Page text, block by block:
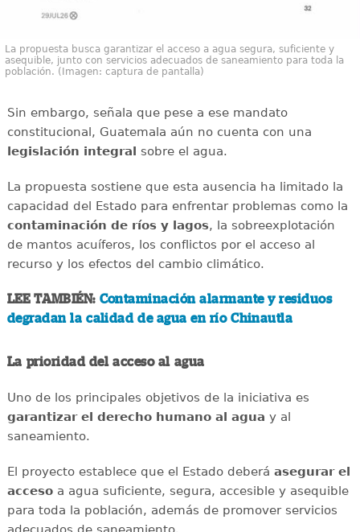
La propuesta busca garantizar el acceso a agua segura, suficiente y
asequible, junto con servicios adecuados de saneamiento para toda la
población. (Imagen: captura de pantalla)
Sin embargo, señala que pese a ese mandato
constitucional, Guatemala aún no cuenta con una
legislación integral sobre el agua.
La propuesta sostiene que esta ausencia ha limitado la
capacidad del Estado para enfrentar problemas como la
contaminación de ríos y lagos, la sobreexplotación
de mantos acuíferos, los conflictos por el acceso al
recurso y los efectos del cambio climático.
LEE TAMBIÉN: Contaminación alarmante y residuos
degradan la calidad de agua en río Chinautla
La prioridad del acceso al agua
Uno de los principales objetivos de la iniciativa es
garantizar el derecho humano al agua y al
saneamiento.
El proyecto establece que el Estado deberá asegurar el
accesoa agua suficiente, segura, accesible y asequible
para toda la población, además de promover servicios